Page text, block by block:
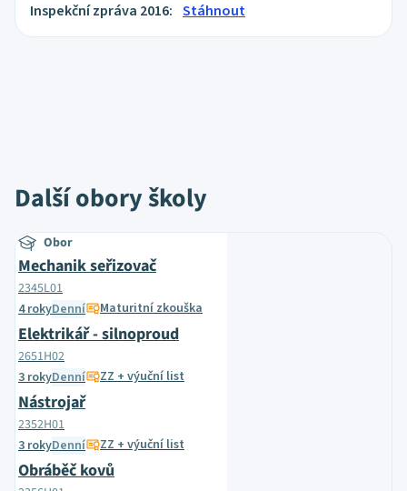
Inspekční zpráva 2016: Stáhnout
Další obory školy
Obor
Mechanik seřizovač
2345L01
4 rokyDenní Maturitní zkouška
Elektrikář - silnoproud
2651H02
3 rokyDenní ZZ + výuční list
Nástrojař
2352H01
3 rokyDenní ZZ + výuční list
Obráběč kovů